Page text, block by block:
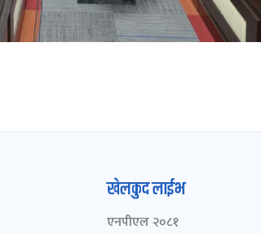
खेलकुद लाईभ
एनपीएल २०८१